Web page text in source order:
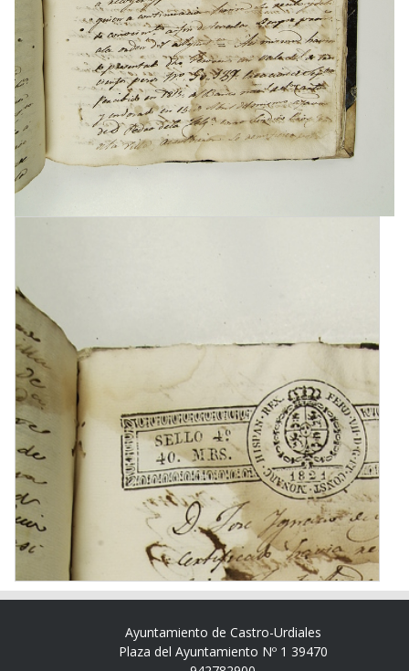
Ayuntamiento de Castro-Urdiales
Plaza del Ayuntamiento Nº 1 39470